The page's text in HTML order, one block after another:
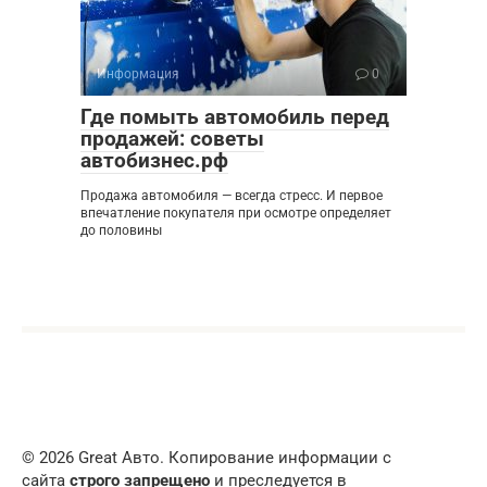
Информация 0
Где помыть автомобиль перед
продажей: советы
автобизнес.рф
Продажа автомобиля — всегда стресс. И первое
впечатление покупателя при осмотре определяет
до половины
© 2026 Great Авто. Копирование информации с
сайта строго запрещено и преследуется в